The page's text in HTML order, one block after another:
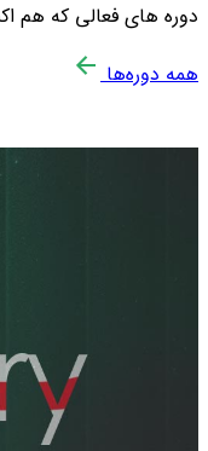
دوره های فعالی که هم
همه دوره‌ها